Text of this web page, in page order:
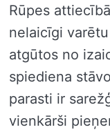
Rūpes
nelaicīgi
atgūtos no
spiediena
parasti ir
vienkārši